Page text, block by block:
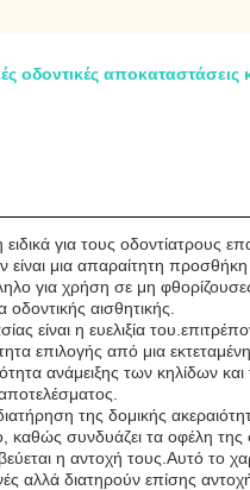
οδοντικές
για τους οδοντίατρους
μια απαραίτητη προσθήκη
για χρήση σε μη
αισθητικής.
είναι η ευελιξία
επιλογής από μια
ανάμειξης των κηλίδων και
της δομικής
καθώς συνδυάζει τα οφέλη
η αντοχή τους.Αυτό το
αλλά διατηρούν επίσης